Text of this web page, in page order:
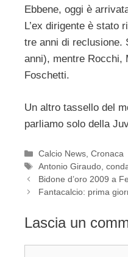
Ebbene, oggi è
L’ex dirigente è stato
tre anni di reclusione.
anni), mentre Rocchi,
Foschetti.
Un altro tassello del
parliamo solo della
Categorie
Calcio News,Cronaca
Tag
Antonio Giraudo,
Bidone d’oro 2009 a
Fantacalcio: prima
Lascia un